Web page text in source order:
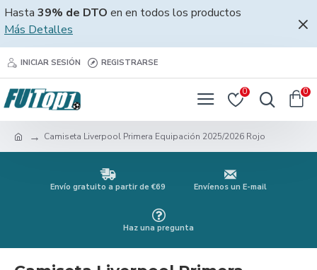
Hasta 39% de DTO en en todos los productos
Más Detalles
INICIAR SESIÓN REGISTRARSE
0 0
Camiseta Liverpool Primera Equipación 2025/2026 Rojo
Envío gratuito a partir de €69 Envíenos un E-mail
Haz una pregunta